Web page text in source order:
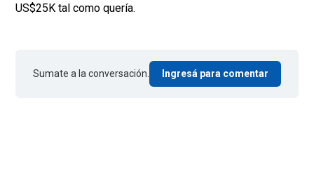
US$25K tal como quería.
Sumate a la conversación. Ingresá para comentar